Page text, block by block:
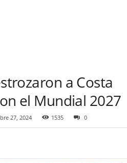
a Costa
el Mundial 2027
27, 2024 1535 0